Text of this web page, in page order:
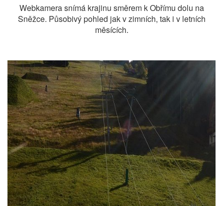
Webkamera snímá krajinu směrem k Obřímu dolu na
Sněžce. Působivý pohled jak v zimních, tak i v letních
měsících.